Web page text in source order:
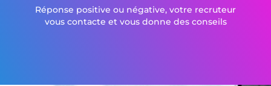
Réponse positive ou négative, votre recruteur
vous contacte et vous donne des conseils